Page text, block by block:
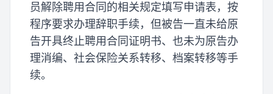
员解除聘用合同的相关规定填写申请表，按
程序要求办理辞职手续，但被告一直未给原
告开具终止聘用合同证明书、也未为原告办
理消编、社会保险关系转移、档案转移等手
续。